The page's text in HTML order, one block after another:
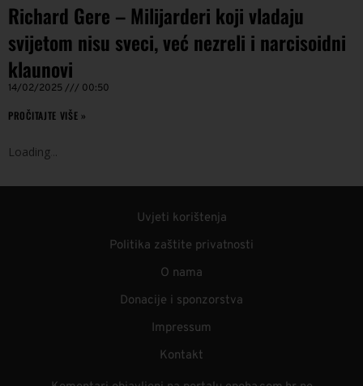
Richard Gere – Milijarderi koji vladaju
svijetom nisu sveci, već nezreli i narcisoidni
klaunovi
14/02/2025 00:50
PROČITAJTE VIŠE »
Loading .
Uvjeti korištenja
Politika zaštite privatnosti
O nama
Donacije i sponzorstva
Impressum
Kontakt